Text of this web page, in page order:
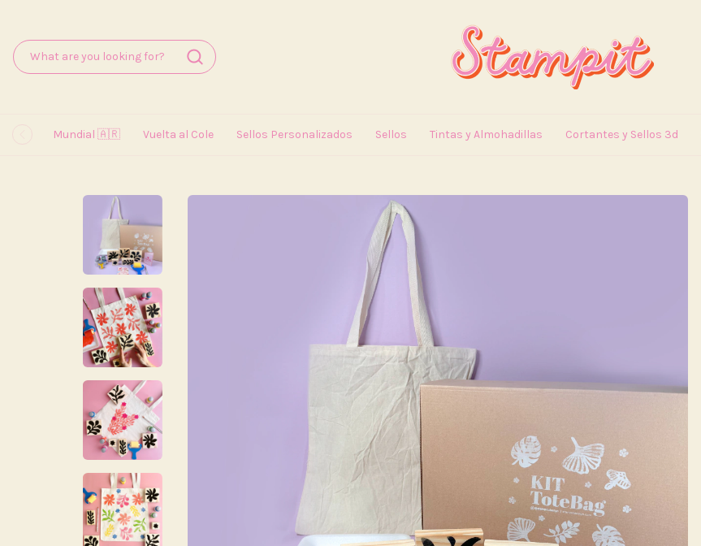
Mundial 🇦🇷 Vuelta al Cole Sellos Personalizados Sellos Tintas y Almohadillas Cortantes y Sellos 3d